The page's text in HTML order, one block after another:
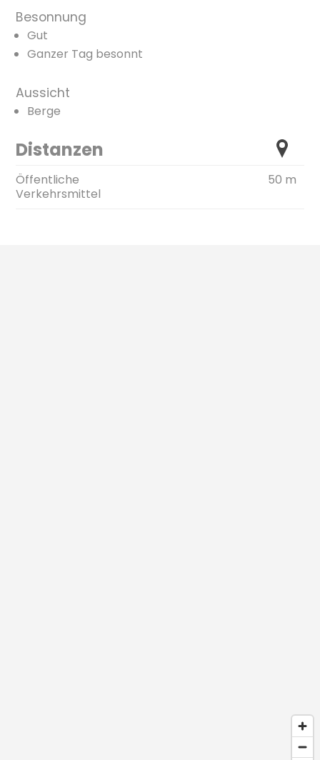
Besonnung
Gut
Ganzer Tag besonnt
Aussicht
Berge
Distanzen
Öffentliche
Verkehrsmittel
50 m